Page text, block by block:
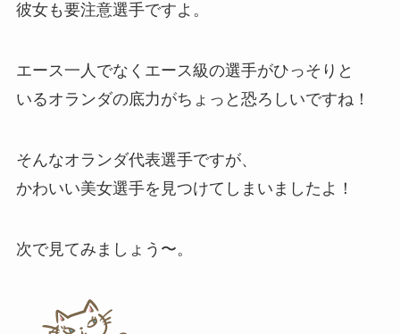
彼女も要注意選手ですよ。
エース一人でなくエース級の選手がひっそりと
いるオランダの底力がちょっと恐ろしいですね！
そんなオランダ代表選手ですが、
かわいい美女選手を見つけてしまいましたよ！
次で見てみましょう〜。